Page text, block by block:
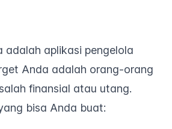
adalah aplikasi pengelola
Anda adalah orang-orang
finansial atau utang.
bisa Anda buat: